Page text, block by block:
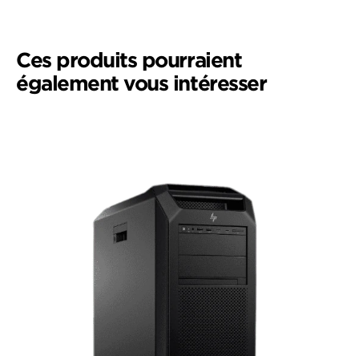
Ces produits pourraient
également vous intéresser